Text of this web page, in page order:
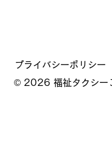
プライバシーポリシー
© 2026 福祉タクシー